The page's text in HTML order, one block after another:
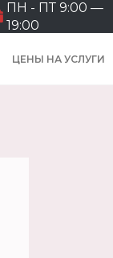
ПН - ПТ 9:00 —
19:00
ЦЕНЫ НА УСЛУГИ